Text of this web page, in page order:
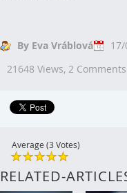
By Eva Vráblová
21648 Views, 2 Comments
Average (3 Votes)
RELATED-